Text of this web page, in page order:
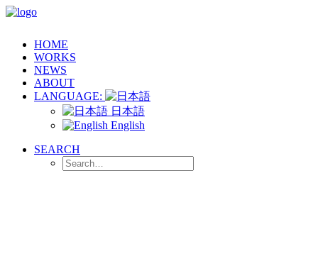
HOME
WORKS
NEWS
ABOUT
LANGUAGE:
日本語
English
SEARCH